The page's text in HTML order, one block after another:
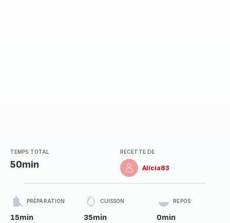
TEMPS TOTAL
50min
RECETTE DE
Alicia83
PRÉPARATION
15min
CUISSON
35min
REPOS
0min